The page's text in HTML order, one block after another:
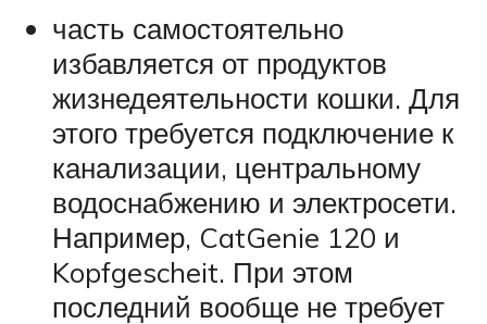
часть самостоятельно
избавляется от продуктов
жизнедеятельности кошки. Для
этого требуется подключение к
канализации, центральному
водоснабжению и электросети.
Например, CatGenie 120 и
Kopfgescheit. При этом
последний вообще не требует